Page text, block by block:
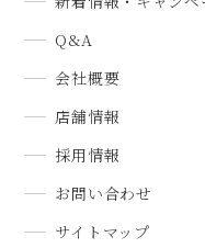
Q&A
会社概要
店舗情報
採用情報
お問い合わせ
サイトマップ